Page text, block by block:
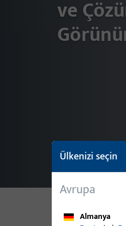
ve
TÜM ÜRÜN
Ülkenizi seçin
Avrupa
Almanya